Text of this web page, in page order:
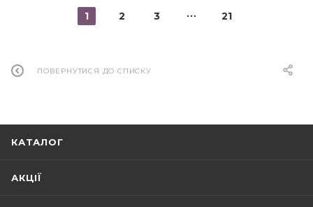
1 2 3 21
ПОВЕРНУТИСЯ ДО СПИСКУ
КАТАЛОГ
АКЦІЇ